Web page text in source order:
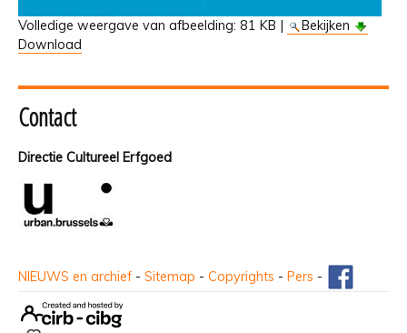
Volledige weergave van afbeelding: 81 KB |
Bekijken
Download
Contact
Directie Cultureel Erfgoed
NIEUWS en archief - Sitemap - Copyrights - Pers -